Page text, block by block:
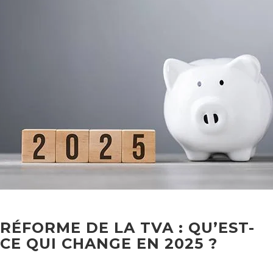
RÉFORME DE LA TVA : QU’EST-
CE QUI CHANGE EN 2025 ?